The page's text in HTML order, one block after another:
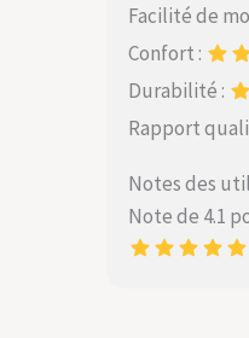
Facilité de
Confort :
Durabilité :
Rapport
Notes des
Note de 4.1